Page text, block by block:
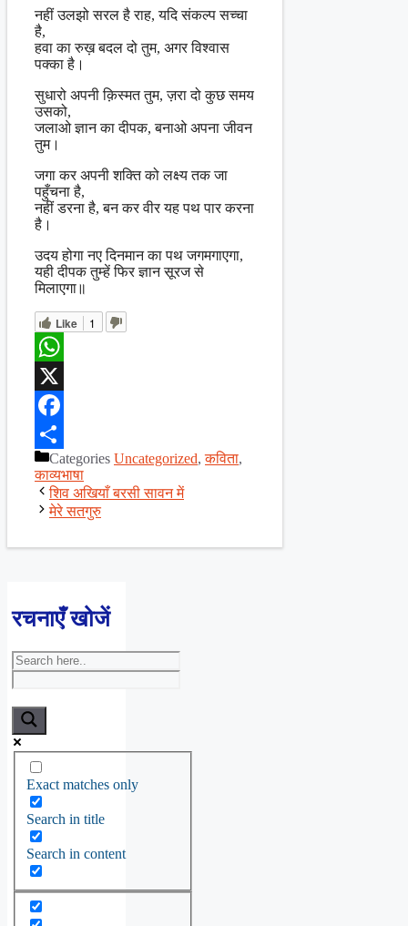
नहीं उलझो सरल है राह, यदि संकल्प सच्चा
है,
हवा का रुख़ बदल दो तुम, अगर विश्वास
पक्का है।
सुधारो अपनी क़िस्मत तुम, ज़रा दो कुछ समय
उसको,
जलाओ ज्ञान का दीपक, बनाओ अपना जीवन
तुम।
जगा कर अपनी शक्ति को लक्ष्य तक जा
पहुँचना है,
नहीं डरना है, बन कर वीर यह पथ पार करना
है।
उदय होगा नए दिनमान का पथ जगमगाएगा,
यही दीपक तुम्हें फिर ज्ञान सूरज से
मिलाएगा॥
Like 1
WhatsApp
X
Facebook
ShareCategories Uncategorized,कविता,
काव्यभाषा
शिव अखियाँ बरसी सावन में
मेरे सतगुरु
रचनाएँ खोजें
Exact matches only
Search in title
Search in content